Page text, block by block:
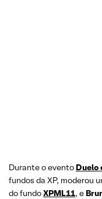
Durante o evento Duelo
fundos da XP, moderou
do fundoXPML11, e